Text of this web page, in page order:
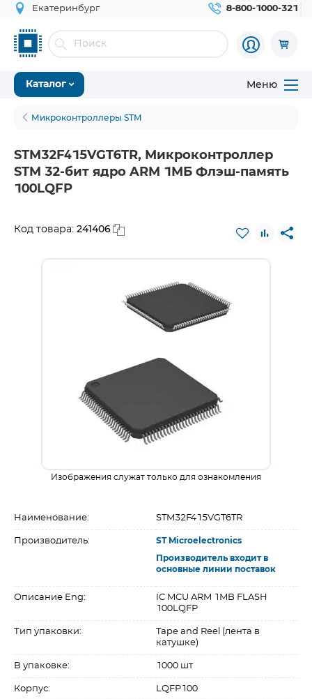
Екатеринбург 8-800-1000-321
Каталог Меню
Микроконтроллеры STM
STM32F415VGT6TR, Микроконтроллер
STM 32-бит ядро ARM 1МБ Флэш-память
100LQFP
Код товара: 241406
Изображения служат только для ознакомления
Наименование: STM32F415VGT6TR
Производитель: ST Microelectronics
Производитель входит в
основные линии поставок
Описание Eng:
IC MCU ARM 1MB FLASH
100LQFP
Тип упаковки:
Tape and Reel (лента в
катушке)
В упаковке: 1000 шт
Корпус: LQFP100